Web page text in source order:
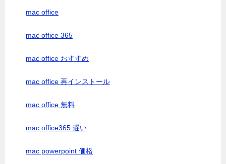
mac office
mac office 365
mac office おすすめ
mac office 再インストール
mac office 無料
mac office365 遅い
mac powerpoint 価格